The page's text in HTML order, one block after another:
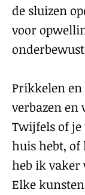
de sluizen
voor
Prikkelen
verbazen en
Twijfels of
huis hebt, of
heb ik vaker
Elke